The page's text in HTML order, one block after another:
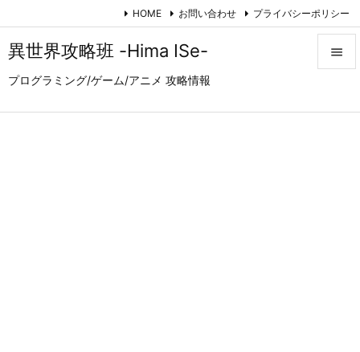
異世界攻略班 -Hima ISe-
プログラミング/ゲーム/アニメ 攻略情報

HOME お問い合わせ プライバシーポリシー